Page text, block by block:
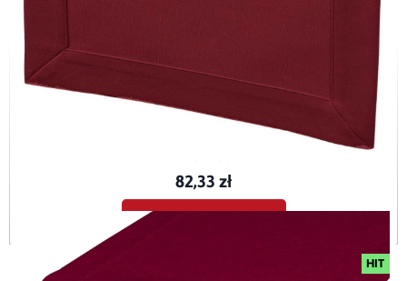
Bieżnik plamoodporny Maxima bordowy (6723) z mankietem O5
82,33 zł
HIT